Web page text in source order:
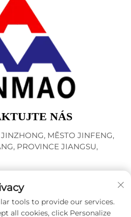
NÁS
MĚSTO JINFENG,
PROVINCE JIANGSU,
tools to provide our services.
all cookies, click Personalize